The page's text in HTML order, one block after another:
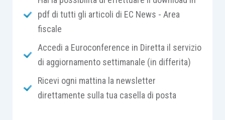
come per tante altre agevolazioni, ha previsto un
meccanismo proporzionale di ripartizione
caso di insufficienza delle risorse messe a
disposizione (pari a 90 milioni di euro per questa
Trattandosi di una misura che andava a premiare
pdf di tutti gli articoli di EC News - Area
fiscale
Accedi a Euroconference in Diretta il servizio
di aggiornamento settimanale (in differita)
Ricevi ogni mattina la newsletter
direttamente sulla tua casella di posta